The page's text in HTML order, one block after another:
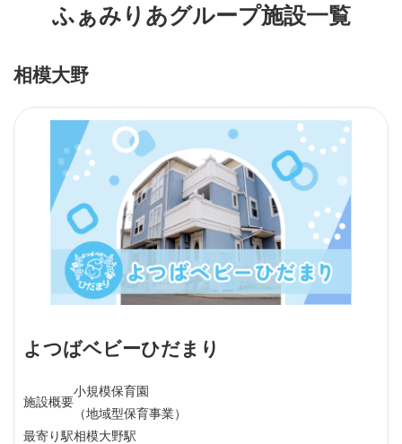
ふぁみりあグループ施設一覧
相模大野
よつばベビーひだまり
施設概要
小規模保育園
（地域型保育事業）
最寄り駅相模大野駅